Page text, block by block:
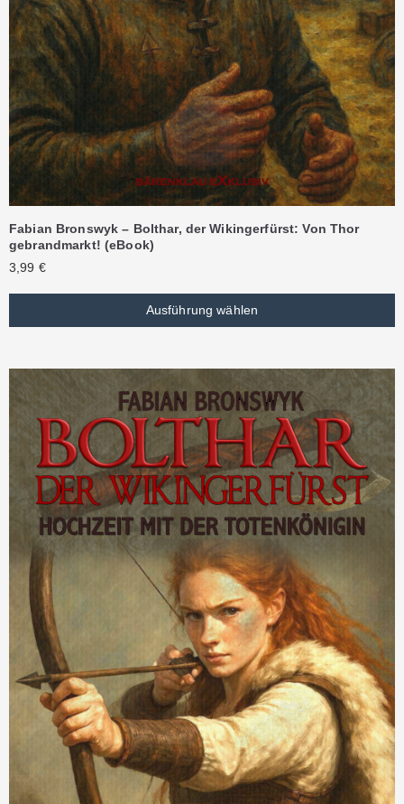
Fabian Bronswyk – Bolthar, der Wikingerfürst: Von Thor
gebrandmarkt! (eBook)
3,99 €
Ausführung wählen